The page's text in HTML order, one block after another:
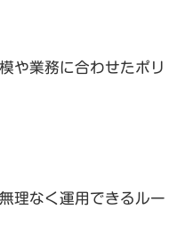
や業務に合わせたポリ
理なく運用できるルー